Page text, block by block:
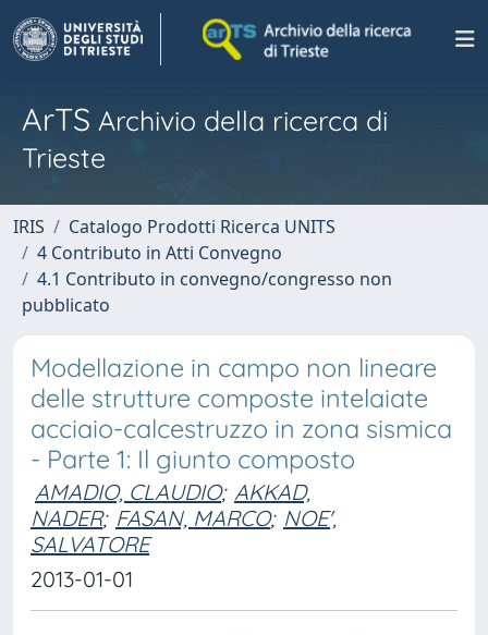
ArTS Archivio della ricerca di
Trieste
IRIS
Catalogo Prodotti Ricerca UNITS
4 Contributo in Atti Convegno
4.1 Contributo in convegno/congresso non
pubblicato
Modellazione in campo non lineare
delle strutture composte intelaiate
acciaio-calcestruzzo in zona sismica
- Parte 1: Il giunto composto
AMADIO, CLAUDIO; AKKAD,
NADER; FASAN, MARCO; NOE',
SALVATORE
2013-01-01